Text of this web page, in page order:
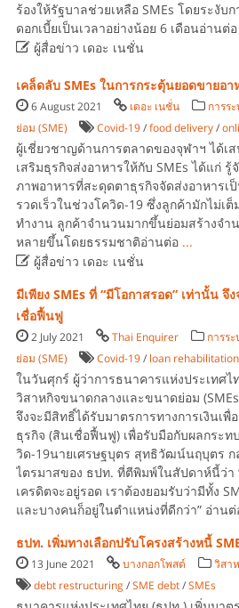
ร้องให้รัฐบาลช่วยเหลือ SMEs โดยระงับ
ดอกเบี้ยเป็นเวลาอย่างน้อย 6 เดือนอ่านต่อ
ผู้สื่อข่าว เดอะ เนชั่น
เคล็ดลับ SMEs ในการกระตุ้นยอดขายอ
6 August 2021 เดอะ เนชั่น การร
ย่อม (SME)
Covid-19/food delivery/
ผู้เชี่ยวชาญด้านการตลาดของจุฬาฯ ได้เ
เสริมธุรกิจส่งอาหารให้กับ SMEs ได้แก่
ภาพอาหารที่สะดุดตาธุรกิจจัดส่งอาหารเ
รวดเร็วในช่วงโควิด-19 ซึ่งลูกค้ามักไม่เ
ทำงาน ลูกค้าจำนวนมากขึ้นย่อมสร้างจ
หลายขึ้นโดยธรรมชาติอ่านต่อ ...
ผู้สื่อข่าว เดอะ เนชั่น
มีเพียง SMEs ที่ “มีโอกาสรอด” เท่านั้น
เชื่อฟื้นฟู
2 July 2021 Thai Enquirer การร
ย่อม (SME)
Covid-19/ loan rehabilitation
ในวันศุกร์ ผู้ว่าการธนาคารแห่งประเทศไ
วิสาหกิจขนาดกลางและขนาดย่อม
จึงจะมีสิทธิ์ได้รับมาตรการทางการเงินเ
ธุรกิจ (สินเชื่อฟื้นฟู) เพื่อรับมือกับผลกระท
วิด-19นายเศรษฐบุตร สุทธิวัฒน์นฤบุตร ก
ไตรมาสของ ธปท. ที่ตีพิมพ์ในสัปดาห์นี้ว่า
เครดิตจะอยู่รอด เราต้องยอมรับว่ามีทั้ง
และบางคนก็อยู่ในตำแหน่งที่ดีกว่า” อ่านต่
ธปท. เพิ่มทางเลือกปรับโครงสร้างหนี้
13 June 2021 บางกอกโพสต์
วิสา
debt restructuring/SME debt/SMEs